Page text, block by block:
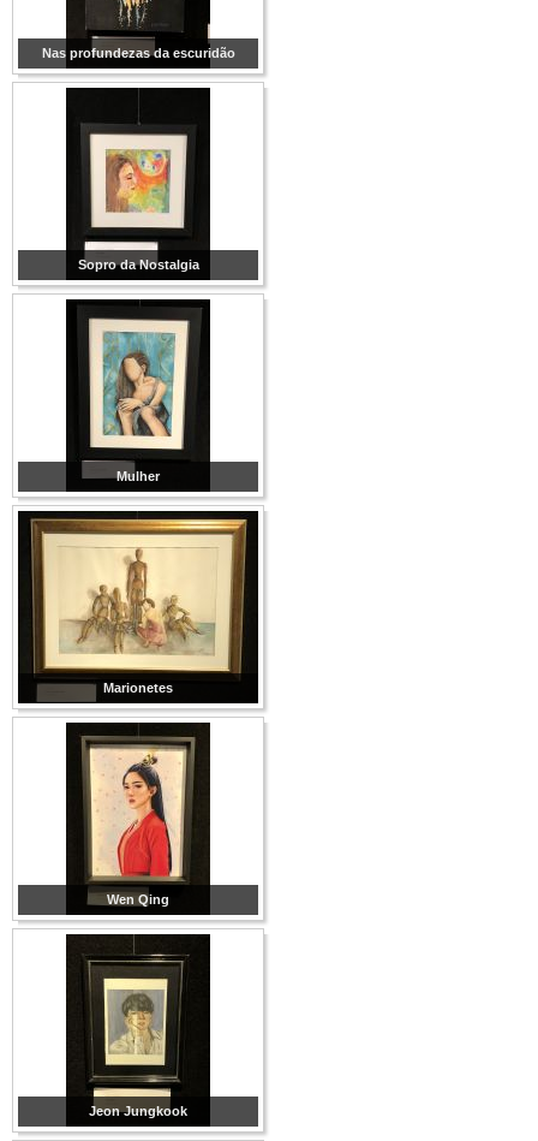
Nas profundezas da escuridão
Sopro da Nostalgia
Mulher
Marionetes
Wen Qing
Jeon Jungkook